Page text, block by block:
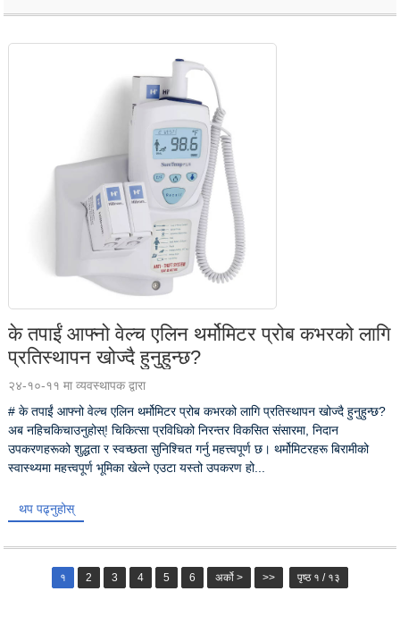
के तपाईं आफ्नो वेल्च एलिन थर्मोमिटर प्रोब कभरको लागि
प्रतिस्थापन खोज्दै हुनुहुन्छ?
२४-१०-११ मा व्यवस्थापक द्वारा
# के तपाईं आफ्नो वेल्च एलिन थर्मोमिटर प्रोब कभरको लागि प्रतिस्थापन खोज्दै हुनुहुन्छ?
अब नहिचकिचाउनुहोस्! चिकित्सा प्रविधिको निरन्तर विकसित संसारमा, निदान
उपकरणहरूको शुद्धता र स्वच्छता सुनिश्चित गर्नु महत्त्वपूर्ण छ। थर्मोमिटरहरू बिरामीको
स्वास्थ्यमा महत्त्वपूर्ण भूमिका खेल्ने एउटा यस्तो उपकरण हो...
थप पढ्नुहोस्
१ 2 3 4 5 6 अर्को > >> पृष्ठ १ / १३